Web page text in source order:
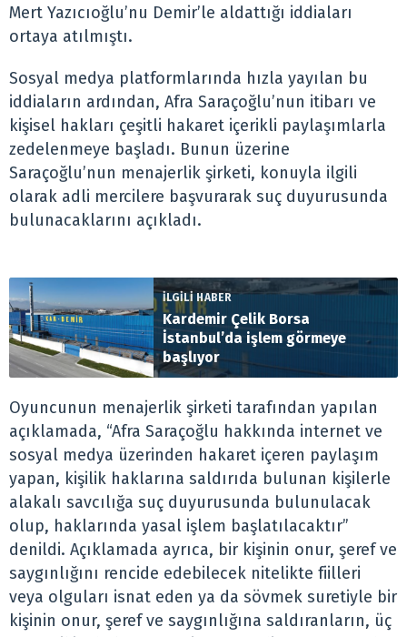
Mert Yazıcıoğlu’nu Demir’le aldattığı iddiaları
ortaya atılmıştı.
Sosyal medya platformlarında hızla yayılan bu
iddiaların ardından, Afra Saraçoğlu’nun itibarı ve
kişisel hakları çeşitli hakaret içerikli paylaşımlarla
zedelenmeye başladı. Bunun üzerine
Saraçoğlu’nun menajerlik şirketi, konuyla ilgili
olarak adli mercilere başvurarak suç duyurusunda
bulunacaklarını açıkladı.
İLGİLİ HABER
Kardemir Çelik Borsa
İstanbul’da işlem görmeye
başlıyor
Oyuncunun menajerlik şirketi tarafından yapılan
açıklamada, “Afra Saraçoğlu hakkında internet ve
sosyal medya üzerinden hakaret içeren paylaşım
yapan, kişilik haklarına saldırıda bulunan kişilerle
alakalı savcılığa suç duyurusunda bulunulacak
olup, haklarında yasal işlem başlatılacaktır”
denildi. Açıklamada ayrıca, bir kişinin onur, şeref ve
saygınlığını rencide edebilecek nitelikte fiilleri
veya olguları isnat eden ya da sövmek suretiyle bir
kişinin onur, şeref ve saygınlığına saldıranların, üç